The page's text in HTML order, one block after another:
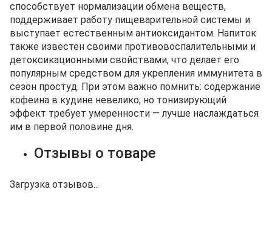
способствует нормализации обмена веществ,
поддерживает работу пищеварительной системы и
выступает естественным антиоксидантом. Напиток
также известен своими противовоспалительными и
детоксикационными свойствами, что делает его
популярным средством для укрепления иммунитета в
сезон простуд. При этом важно помнить: содержание
кофеина в кудине невелико, но тонизирующий
эффект требует умеренности — лучше наслаждаться
им в первой половине дня.
Отзывы о товаре
Загрузка отзывов...